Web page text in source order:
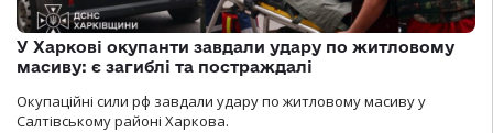
У Харкові окупанти завдали удару по житловому
масиву: є загиблі та постраждалі
Окупаційні сили рф завдали удару по житловому масиву у
Салтівському районі Харкова.